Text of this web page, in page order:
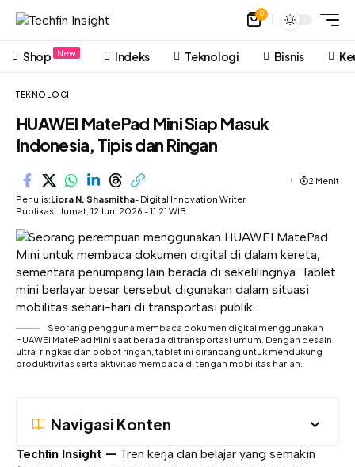
0
Shop New Indeks Teknologi Bisnis
TEKNOLOGI
HUAWEI MatePad Mini Siap Masuk
Indonesia, Tipis dan Ringan
Penulis:Liora N. Shasmitha- Digital Innovation Writer
Publikasi: Jumat, 12 Juni 2026 - 11.21 WIB
2 Menit
Seorang pengguna membaca dokumen digital menggunakan
HUAWEI MatePad Mini saat berada di transportasi umum. Dengan desain
ultra-ringkas dan bobot ringan, tablet ini dirancang untuk mendukung
produktivitas serta aktivitas membaca di tengah mobilitas harian.
Navigasi Konten
Techfin Insight — Tren kerja dan belajar yang semakin